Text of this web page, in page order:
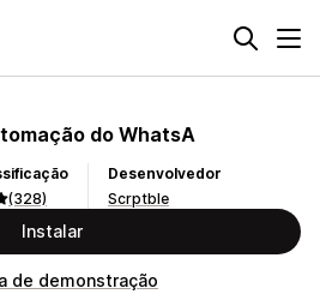
do WhatsA
(328)
Desenvolvedor
Scrptble
Instalar
de demonstração